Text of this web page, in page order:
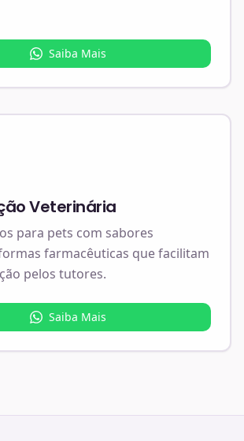
Saiba Mais
Veterinária
para pets com sabores
farmacêuticas que facilitam
pelos tutores.
Saiba Mais